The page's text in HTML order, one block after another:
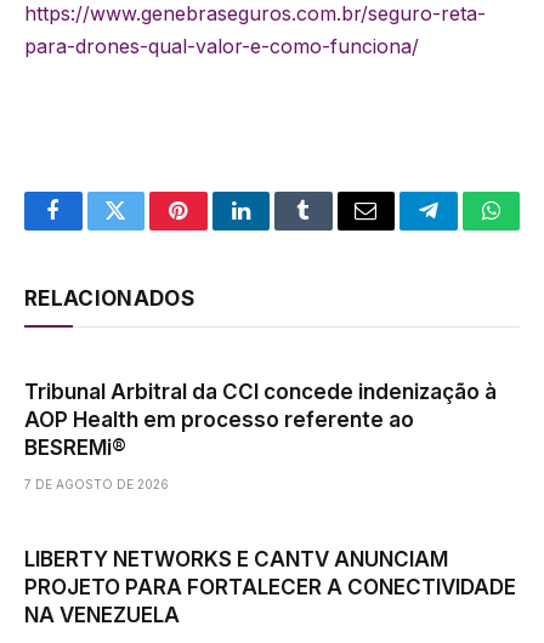
https://www.genebraseguros.com.br/seguro-reta-
para-drones-qual-valor-e-como-funciona/
FacebookTwitterPinterestLinkedInTumblrEmail Telegram
RELACIONADOS
Tribunal Arbitral da CCI concede indenização à
AOP Health em processo referente ao
BESREMi®
7 DE AGOSTO DE 2026
LIBERTY NETWORKS E CANTV ANUNCIAM
PROJETO PARA FORTALECER A CONECTIVIDADE
NA VENEZUELA